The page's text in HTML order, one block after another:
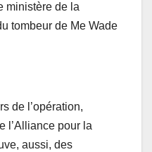
ministère de la
tombeur de Me Wade
de l’opération,
l’Alliance pour la
aussi, des